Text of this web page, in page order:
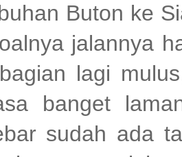
Buton ke
jalannya
lagi
banget
sudah ada